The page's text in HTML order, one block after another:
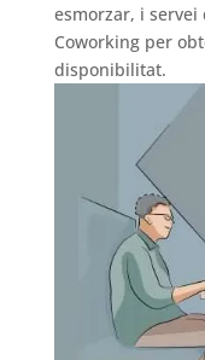
esmorzar, i servei
Coworking per
disponibilitat.